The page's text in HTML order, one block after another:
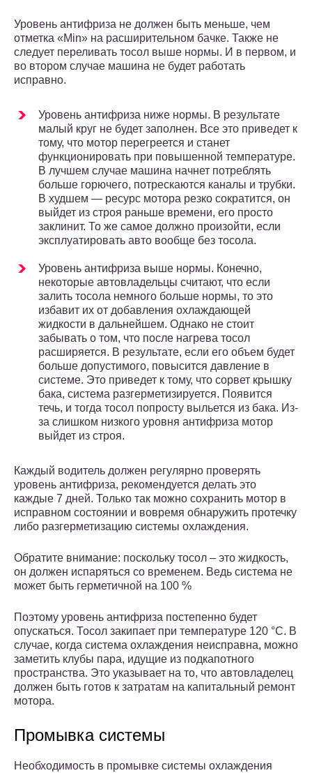
Уровень антифриза не должен быть меньше, чем
отметка «Min» на расширительном бачке. Также не
следует переливать тосол выше нормы. И в первом, и
во втором случае машина не будет работать
исправно.
Уровень антифриза ниже нормы. В результате
малый круг не будет заполнен. Все это приведет к
тому, что мотор перегреется и станет
функционировать при повышенной температуре.
В лучшем случае машина начнет потреблять
больше горючего, потрескаются каналы и трубки.
В худшем — ресурс мотора резко сократится, он
выйдет из строя раньше времени, его просто
заклинит. То же самое должно произойти, если
эксплуатировать авто вообще без тосола.
Уровень антифриза выше нормы. Конечно,
некоторые автовладельцы считают, что если
залить тосола немного больше нормы, то это
избавит их от добавления охлаждающей
жидкости в дальнейшем. Однако не стоит
забывать о том, что после нагрева тосол
расширяется. В результате, если его объем будет
больше допустимого, повысится давление в
системе. Это приведет к тому, что сорвет крышку
бака, система разгерметизируется. Появится
течь, и тогда тосол попросту выльется из бака. Из-
за слишком низкого уровня антифриза мотор
выйдет из строя.
Каждый водитель должен регулярно проверять
уровень антифриза, рекомендуется делать это
каждые 7 дней. Только так можно сохранить мотор в
исправном состоянии и вовремя обнаружить протечку
либо разгерметизацию системы охлаждения.
Обратите внимание: поскольку тосол – это жидкость,
он должен испаряться со временем. Ведь система не
может быть герметичной на 100 %
Поэтому уровень антифриза постепенно будет
опускаться. Тосол закипает при температуре 120 °С. В
случае, когда система охлаждения неисправна, можно
заметить клубы пара, идущие из подкапотного
пространства. Это указывает на то, что автовладелец
должен быть готов к затратам на капитальный ремонт
мотора.
Промывка системы
Необходимость в промывке системы охлаждения